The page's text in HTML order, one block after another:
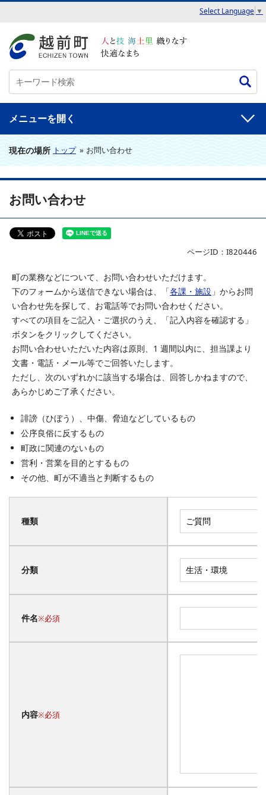
Select Language ▼
メニュー
現在の場所トップ»お問い合わせ
お問い合わせ
ページID：I820446
町の業務などについて、お問い合わせいただけます。
下のフォームから送信できない場合は、「各課・施設 」からお問
い合わせ先を探して、お電話等でお問い合わせください。
すべての項目をご記入・ご選択のうえ、「記入内容を確認する」
ボタンをクリックしてください。
お問い合わせいただいた内容は原則、1 週間以内に、担当課より
文書・電話・メール等でご回答いたします。
ただし、次のいずれかに該当する場合は、回答しかねますので、
あらかじめご了承ください。
誹謗（ひぼう）、中傷、脅迫などしているもの
公序良俗に反するもの
町政に関連のないもの
営利・営業を目的とするもの
その他、町が不適当と判断するもの
種類
分類
件名※必須
内容※必須